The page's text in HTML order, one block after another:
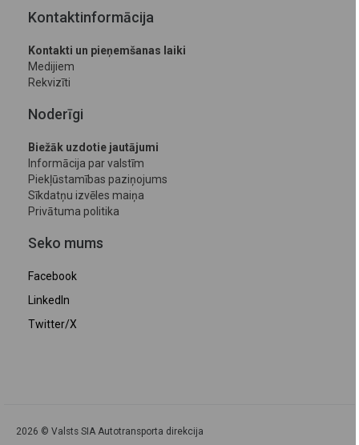
Kontaktinformācija
Kontakti un pieņemšanas laiki
Medijiem
Rekvizīti
Noderīgi
Biežāk uzdotie jautājumi
Informācija par valstīm
Piekļūstamības paziņojums
Sīkdatņu izvēles maiņa
Privātuma politika
Seko mums
Facebook
LinkedIn
Twitter/X
2026 © Valsts SIA Autotransporta direkcija